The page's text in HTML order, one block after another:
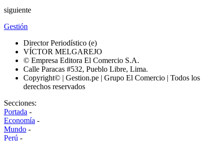
siguiente
Gestión
Director Periodístico (e)
VÍCTOR MELGAREJO
© Empresa Editora El Comercio S.A.
Calle Paracas #532, Pueblo Libre, Lima.
Copyright© | Gestion.pe | Grupo El Comercio | Todos los
derechos reservados
Secciones:
Portada -
Economía -
Mundo -
Perú -